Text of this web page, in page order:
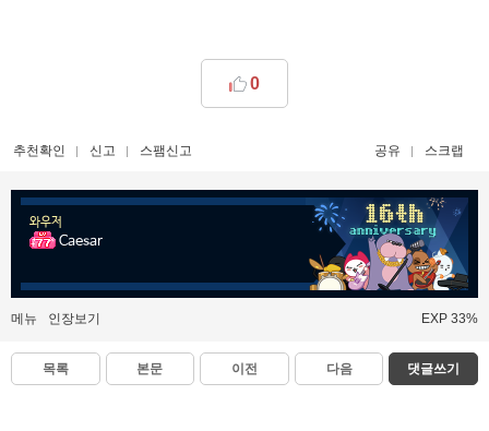
0
추천확인 신고 스팸신고 공유 스크랩
와우저
Caesar
메뉴 인장보기 EXP 33%
목록 본문 이전 다음 댓글쓰기